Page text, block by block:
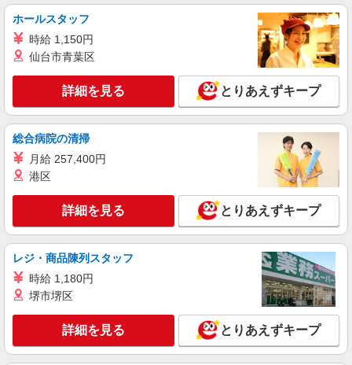
介護スタッフ／資格あり or 経験者
1,450円〜 ◆介護福祉士：時給1,600円〜 ※経験者
は3ヶ月以上 ※給与幅は経験・能力による ★週払
静岡県御殿場市 【最寄駅】JR御殿場線「御殿
場駅」 ★勤務地は3000ヶ所以上★ 自宅から通い
やすいエリアなど、お好きな勤務地をお選び下さ
い！！
キープ 詳細を見る
日研トータルソーシング株式会社 メディカルケア事業部/三島オフィ
ス
未経験・無資格OKの介護スタッフ
時給1,400円〜1,600円 ★週払いOK（規定あ
り） ※給与幅は経験・能力による
静岡県御殿場市 【最寄駅】JR御殿場線「富士
岡」駅 ★勤務地は3000ヶ所以上★ 自宅から通い
やすいエリアなど、お好きな勤務地をお選び下さ
詳細を見る
パート 派遣社員
日研トータルソーシング株式会社 メディカルケア事業部/三島オフィ
ホールスタッフ
時給 1,150円
仙台市青葉区
詳細を見る とりあえずキープ
総合病院の清掃
月給 257,400円
港区
詳細を見る とりあえずキープ
レジ・商品陳列スタッフ
時給 1,180円
堺市堺区
詳細を見る とりあえずキープ